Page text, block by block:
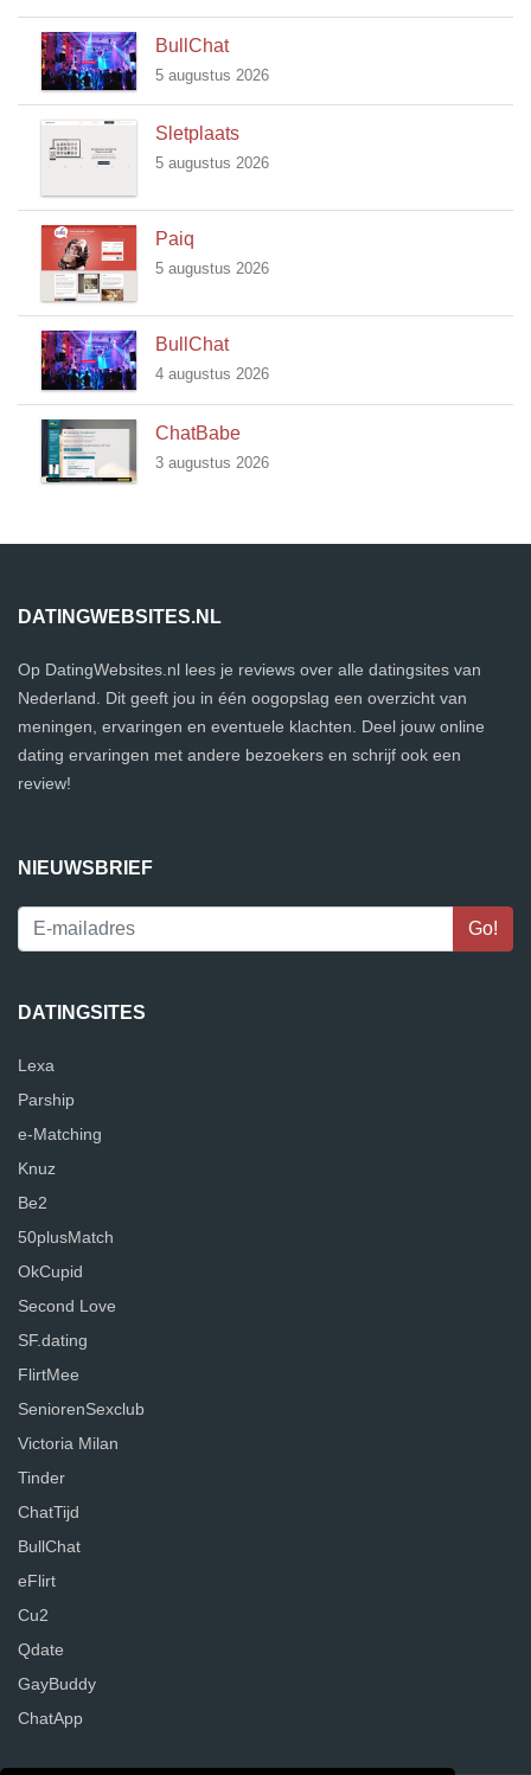
BullChat
5 augustus 2026
Sletplaats
5 augustus 2026
Paiq
5 augustus 2026
BullChat
4 augustus 2026
ChatBabe
3 augustus 2026
DATINGWEBSITES.NL
Op DatingWebsites.nl lees je reviews over alle datingsites van
Nederland. Dit geeft jou in één oogopslag een overzicht van
meningen, ervaringen en eventuele klachten. Deel jouw online
dating ervaringen met andere bezoekers en schrijf ook een
review!
NIEUWSBRIEF
DATINGSITES
Lexa
Parship
e-Matching
Knuz
Be2
50plusMatch
OkCupid
Second Love
SF.dating
FlirtMee
SeniorenSexclub
Victoria Milan
Tinder
ChatTijd
BullChat
eFlirt
Cu2
Qdate
GayBuddy
ChatApp